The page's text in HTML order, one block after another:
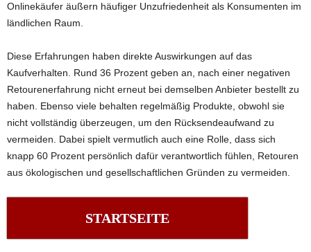
Onlinekäufer äußern häufiger Unzufriedenheit als Konsumenten im
ländlichen Raum.
Diese Erfahrungen haben direkte Auswirkungen auf das
Kaufverhalten. Rund 36 Prozent geben an, nach einer negativen
Retourenerfahrung nicht erneut bei demselben Anbieter bestellt zu
haben. Ebenso viele behalten regelmäßig Produkte, obwohl sie
nicht vollständig überzeugen, um den Rücksendeaufwand zu
vermeiden. Dabei spielt vermutlich auch eine Rolle, dass sich
knapp 60 Prozent persönlich dafür verantwortlich fühlen, Retouren
aus ökologischen und gesellschaftlichen Gründen zu vermeiden.
STARTSEITE